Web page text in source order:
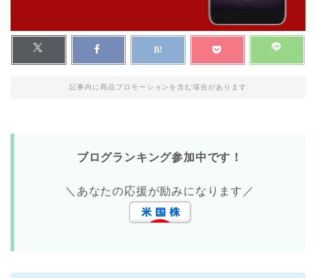
記事内に商品プロモーションを含む場合があります
ブログランキング参加中です！
＼あなたの応援が励みになります／